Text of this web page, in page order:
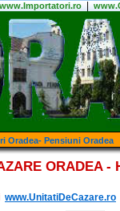
www.Importatori.ro|
Oradea- Pensiuni Oradea
ORADEA -
www.UnitatiDeCazare.ro